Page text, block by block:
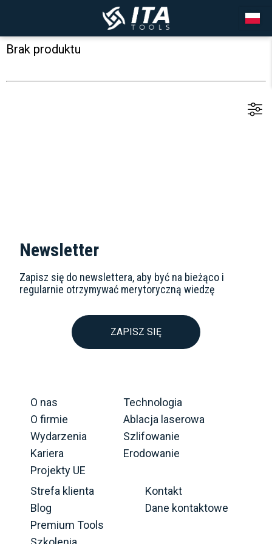
Brak produktu
Newsletter
Zapisz się do newslettera, aby być na bieżąco i
regularnie otrzymywać merytoryczną wiedzę
ZAPISZ SIĘ
O nas
O firmie
Wydarzenia
Kariera
Projekty UE
Technologia
Ablacja laserowa
Szlifowanie
Erodowanie
Strefa klienta
Blog
Premium Tools
Kontakt
Dane kontaktowe